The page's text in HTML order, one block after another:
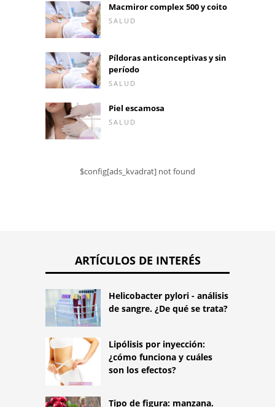
Macmiror complex 500 y coito
SALUD
Píldoras anticonceptivas y sin
período
SALUD
Piel escamosa
SALUD
$config[ads_kvadrat] not found
ARTÍCULOS DE INTERÉS
Helicobacter pylori - análisis
de sangre. ¿De qué se trata?
Lipólisis por inyección:
¿cómo funciona y cuáles
son los efectos?
Tipo de figura: manzana.